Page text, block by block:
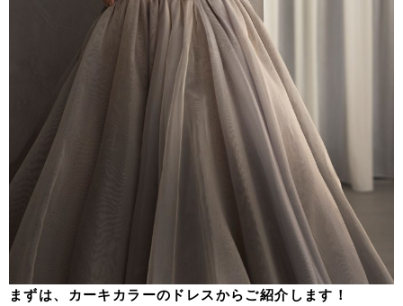
まずは、カーキカラーのドレスからご紹介します！